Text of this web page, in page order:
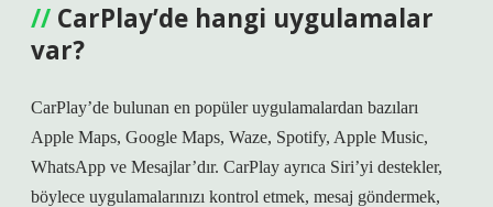
CarPlay’de hangi uygulamalar
var?
CarPlay’de bulunan en popüler uygulamalardan bazıları
Apple Maps, Google Maps, Waze, Spotify, Apple Music,
WhatsApp ve Mesajlar’dır. CarPlay ayrıca Siri’yi destekler,
böylece uygulamalarınızı kontrol etmek, mesaj göndermek,